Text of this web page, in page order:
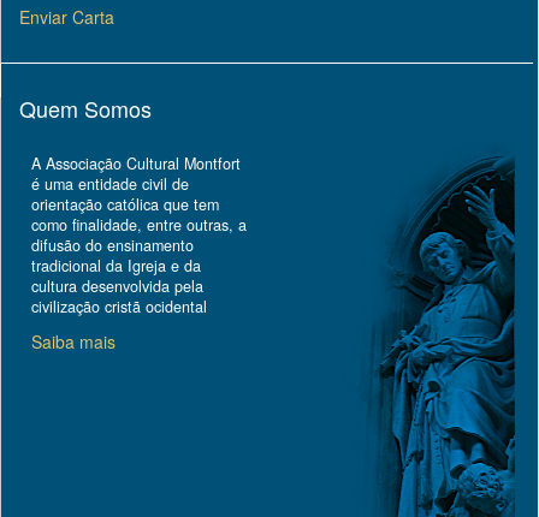
Enviar Carta
Quem Somos
A Associação Cultural Montfort
é uma entidade civil de
orientação católica que tem
como finalidade, entre outras, a
difusão do ensinamento
tradicional da Igreja e da
cultura desenvolvida pela
civilização cristã ocidental
Saiba mais